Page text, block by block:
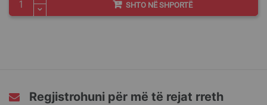
SHTO NË SHPORTË
Regjistrohuni për më të rejat rreth